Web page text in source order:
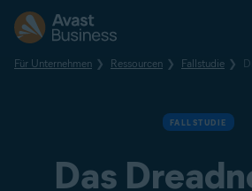
Für Unternehmen Ressourcen Fallstudie
FALLSTUDIE
Das